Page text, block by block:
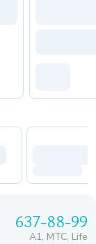
637-88-99
A1, МТС, Life